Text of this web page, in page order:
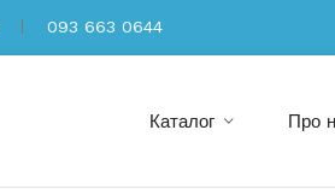
093 663 0644
Каталог Про